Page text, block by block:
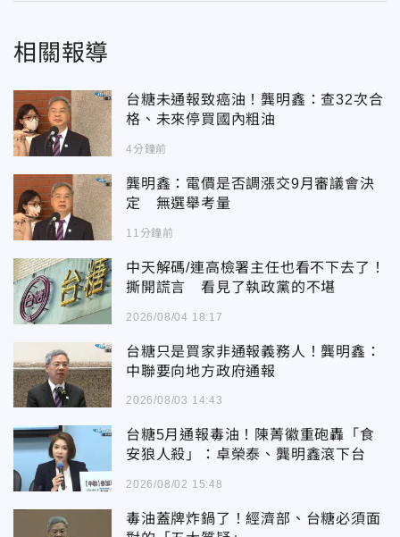
相關報導
台糖未通報致癌油！龔明鑫：查32次合
格、未來停買國內粗油
4分鐘前
龔明鑫：電價是否調漲交9月審議會決
定 無選舉考量
11分鐘前
中天解碼/連高檢署主任也看不下去了！
撕開謊言 看見了執政黨的不堪
2026/08/04 18:17
台糖只是買家非通報義務人！龔明鑫：
中聯要向地方政府通報
2026/08/03 14:43
台糖5月通報毒油！陳菁徽重砲轟「食
安狼人殺」：卓榮泰、龔明鑫滾下台
2026/08/02 15:48
毒油蓋牌炸鍋了！經濟部、台糖必須面